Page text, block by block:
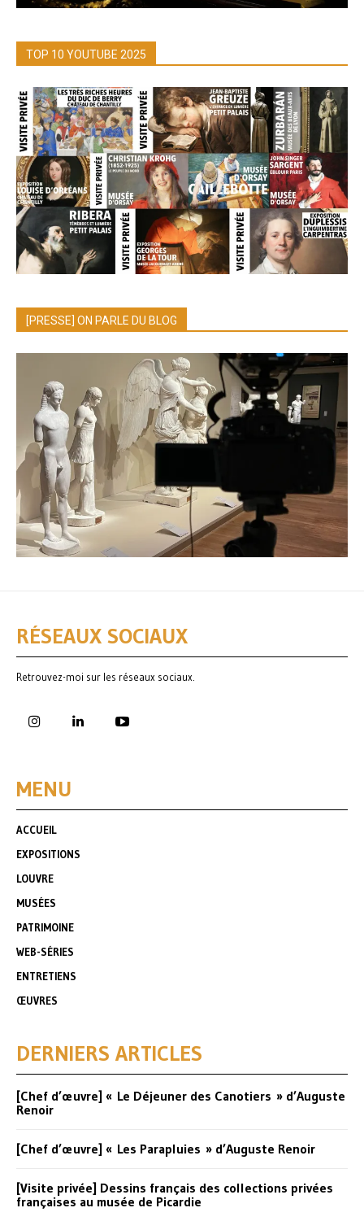
TOP 10 YOUTUBE 2025
[PRESSE] ON PARLE DU BLOG
RÉSEAUX SOCIAUX
Retrouvez-moi sur les réseaux sociaux.
MENU
ACCUEIL
EXPOSITIONS
LOUVRE
MUSÉES
PATRIMOINE
WEB-SÉRIES
ENTRETIENS
ŒUVRES
DERNIERS ARTICLES
[Chef d’œuvre] « Le Déjeuner des Canotiers » d’Auguste
Renoir
[Chef d’œuvre] « Les Parapluies » d’Auguste Renoir
[Visite privée] Dessins français des collections privées
françaises au musée de Picardie